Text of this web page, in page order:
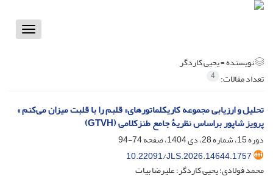
Toggle
نویسنده =یحیی کاردگر
تعداد مقالات: 4
تحلیل‌ و ارزیابی مجموعه کاریکلماتورهای« قلبم را با قلبت میزان می‌کنم »
پرویز شاپور براساس نظریۀ جامع طنز‌کلامی (GTVH)
دوره 15، شماره 28، دی 1404، صفحه
74-94
10.22091/JLS.2026.14644.1757
محمد فولادی؛ یحیی کاردگر؛ علیرضا بیات